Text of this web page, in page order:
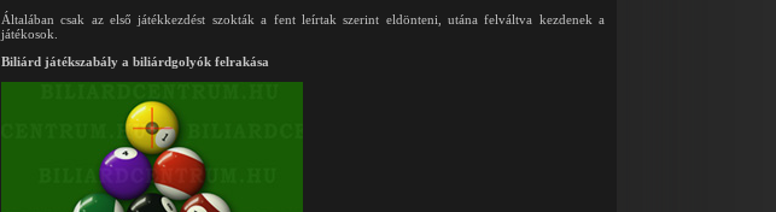
Általában csak az első játékkezdést szokták a fent leírtak szerint eldönteni, utána felváltva kezdenek a
játékosok.
Biliárd játékszabály a biliárdgolyók felrakása